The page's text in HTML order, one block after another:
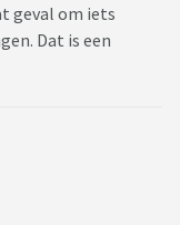
geval om iets
Dat is een